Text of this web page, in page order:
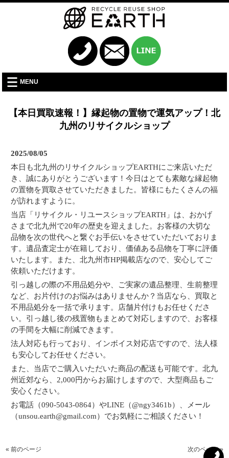
MENU
【本日買取速報！】縁起物の置物で運気アップ！北
九州のリサイクルショップ
2025/08/05
本日も北九州のリサイクルショップEARTHにご来店いただ
き、誠にありがとうございます！今日はとても素敵な縁起物
の置物を買取させていただきました。皆様にもたくさんの福
が訪れますように。
当店「リサイクル・リユースショップEARTH」は、おかげ
さまで北九州で20年の歴史を迎えました。お客様の大切な
品物を次の世代へと繋ぐお手伝いをさせていただいておりま
す。遺品査定士が在籍しており、価値ある品物を丁寧に評価
いたします。また、北九州市HP掲載店なので、安心してご
依頼いただけます。
引っ越しの際の不用品処分や、ご実家の遺品整理、生前整理
など、お片付けのお悩みはありませんか？当店なら、買取と
不用品処分を一括で承ります。店舗片付けもお任せくださ
い。引っ越し後の残置物もまとめて対応しますので、お客様
の手間を大幅に削減できます。
法人対応も行っており、インボイス対応店ですので、法人様
も安心してお任せください。
また、当店でご購入いただいた商品の配送も可能です。北九
州近郊なら、2,000円からお届けしますので、大型商品もご
安心ください。
お電話（090-5043-0864）やLINE（@ngy3461b）、メール
（unsou.earth@gmail.com）でお気軽にご相談ください！
« 前のページ 次のページ »